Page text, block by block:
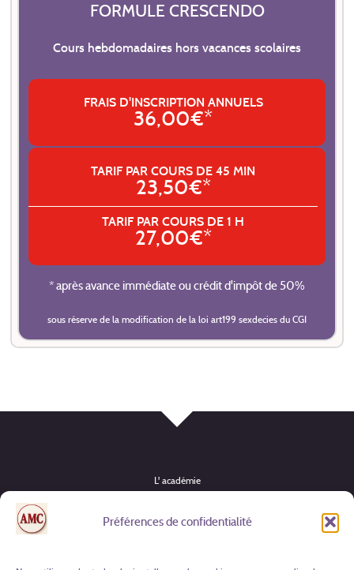
Préférences de confidentialité
FORMULE CRESCENDO
Cours hebdomadaires hors vacances scolaires
FRAIS D'INSCRIPTION ANNUELS
36,00€*
TARIF PAR COURS DE 45 MIN
23,50€*
TARIF PAR COURS DE 1 H
27,00€*
* après avance immédiate ou crédit d'impôt de 50%
sous réserve de la modification de la loi art199 sexdecies du CGI
L' académie